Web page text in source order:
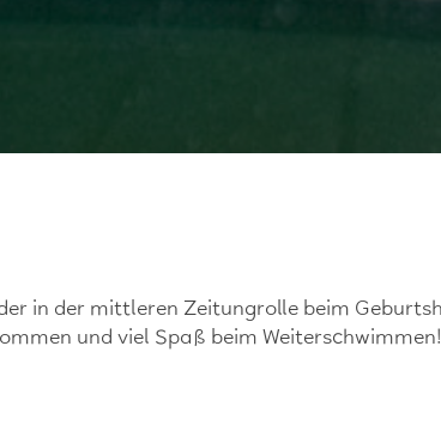
in der mittleren Zeitungrolle beim
und viel Spaß beim Weiterschwimmen!